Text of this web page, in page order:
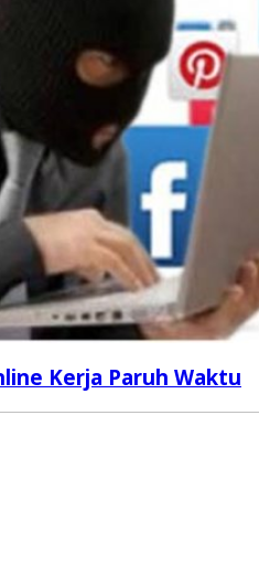
Kerja Paruh Waktu